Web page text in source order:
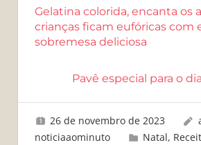
de
Post
Gelatina colorida, encanta os
crianças ficam eufóricas com
sobremesa deliciosa
Pavê especial para o
26 de novembro de 2023
noticiaaominuto
Natal,